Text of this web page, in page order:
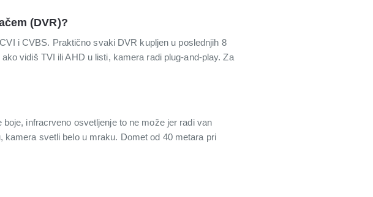
(DVR)?
i CVBS. Praktično svaki DVR kupljen u poslednjih 8
vidiš TVI ili AHD u listi, kamera radi plug-and-play. Za
infracrveno osvetljenje to ne može jer radi van
svetli belo u mraku. Domet od 40 metara pri